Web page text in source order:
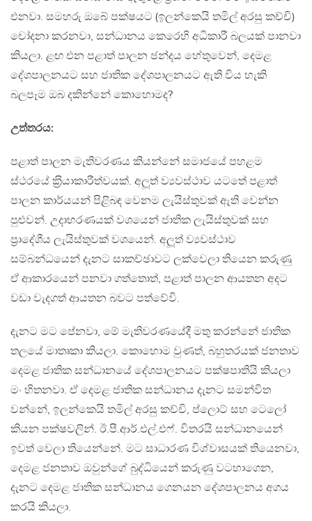
එනවා. සමහරු ඔබේ පක්ෂයට (ඉලන්කෙයි තමිල් අරසු කච්චි)
චෝදනා කරනවා, සන්ධානය කෙරෙහි අධිකාරී බලයක් පානවා
කියලා. ළඟ එන පළාත් පාලන ඡන්දය හේතුවෙන්, දෙමළ
දේශපාලනයට සහ ජාතික දේශපාලනයට ඇති විය හැකි
බලපෑම ඔබ දකින්නේ කොහොමද?
උත්තරය:
පළාත් පාලන මැතිවරණය කියන්නේ සමාජයේ පහළම
ස්ථරයේ ක‍්‍රියාකාරීත්වයක්. අලූත් ව්‍යවස්ථාව යටතේ පළාත්
පාලන කාර්යයන් පිළිබඳ වෙනම ලැයිස්තුවක් ඇති වෙන්න
පුළුවන්. උදාහරණයක් වශයෙන් ජාතික ලැයිස්තුවක් සහ
ප‍්‍රාදේශීය ලැයිස්තුවක් වශයෙන්. අලූත් ව්‍යවස්ථාව
සම්බන්ධයෙන් දැනට සාකච්ඡාවට ලක්වෙලා තියෙන කරුණු
ඒ ආකාරයෙන් පනවා ගත්තොත්, පළාත් පාලන ආයතන අදට
වඩා වැදගත් ආයතන බවට පත්වේවි.
දැනට මට පේනවා, මේ මැතිවරණයේදී මතු කරන්නේ ජාතික
තලයේ මාතෘකා කියලා. කොහොම වුණත්, බහුතරයක් ජනතාව
දෙමළ ජාතික සන්ධානයේ දේශපාලනයට පක්ෂපාතියි කියලා
මං හිතනවා. ඒ දෙමළ ජාතික සන්ධානය දැනට සමන්විත
වන්නේ, ඉලන්කෙයි තමිල් අරසු කච්චි, ප්ලොට් සහ ටෙලෝ
කියන පක්ෂවලින්. ඊ.පී.ආර්.එල්.එෆ්. විතරයි සන්ධානයෙන්
ඉවත් වෙලා තියෙන්නේ. මට සාධාරණ විශ්වාසයක් තියෙනවා,
දෙමළ ජනතාව ඔවුන්ගේ බුද්ධියෙන් කරුණු වටහාගෙන,
දැනට දෙමළ ජාතික සන්ධානය ගෙනයන දේශපාලනය අගය
කරයි කියලා.